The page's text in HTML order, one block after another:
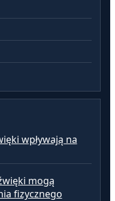
wpływają na
mogą
fizycznego